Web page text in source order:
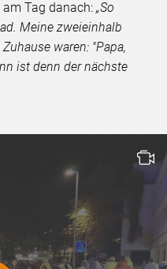
am Tag danach:„So
Meine zweieinhalb
waren: "Papa,
ist denn der nächste